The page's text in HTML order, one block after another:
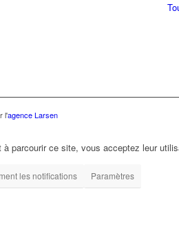
l'agence Larsen
parcourir ce site, vous acceptez leur
les notifications Paramètres